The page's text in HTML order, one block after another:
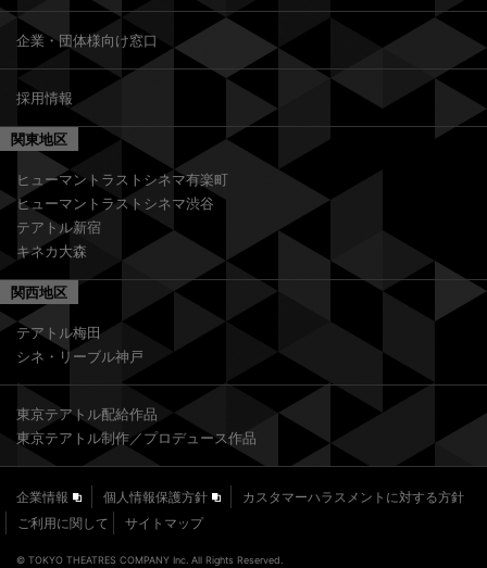
企業・団体様向け窓口
採用情報
関東地区
ヒューマントラストシネマ有楽町
ヒューマントラストシネマ渋谷
テアトル新宿
キネカ大森
関西地区
テアトル梅田
シネ・リーブル神戸
東京テアトル配給作品
東京テアトル制作／プロデュース作品
企業情報 個人情報保護方針
カスタマーハラスメントに対する方針
ご利用に関して
サイトマップ
© TOKYO THEATRES COMPANY Inc. All Rights Reserved.